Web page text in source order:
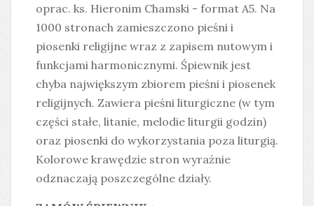
oprac. ks. Hieronim Chamski - format A5. Na
1000 stronach zamieszczono pieśni i
piosenki religijne wraz z zapisem nutowym i
funkcjami harmonicznymi. Śpiewnik jest
chyba największym zbiorem pieśni i piosenek
religijnych. Zawiera pieśni liturgiczne (w tym
części stałe, litanie, melodie liturgii godzin)
oraz piosenki do wykorzystania poza liturgią.
Kolorowe krawędzie stron wyraźnie
odznaczają poszczególne działy.